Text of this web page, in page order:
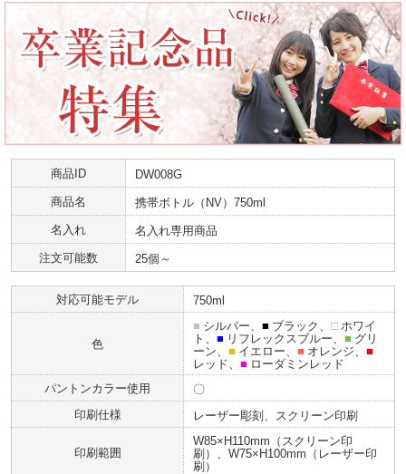
商品ID
DW008G
商品名
携帯ボトル（NV）750ml
名入れ
名入れ専用商品
注文可能数
25個～
対応可能モデル 750ml
色
■ シルバー、 ■ ブラック、 □ ホワイ
ト、 ■ リフレックスブルー、 ■ グリ
ーン、 ■ イエロー、 ■ オレンジ、 ■
レッド、 ■ ローダミンレッド
パントンカラー使用
〇
印刷仕様
レーザー彫刻、スクリーン印刷
印刷範囲
W85×H110mm（スクリーン印
刷）、W75×H100mm（レーザー印
刷）